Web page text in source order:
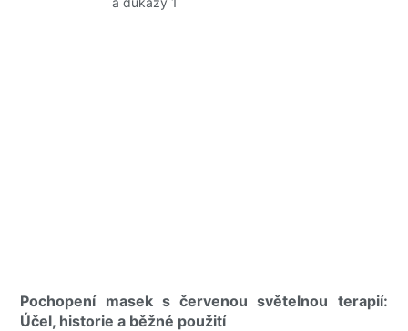
Pochopení masek s červenou světelnou terapií:
Účel, historie a běžné použití